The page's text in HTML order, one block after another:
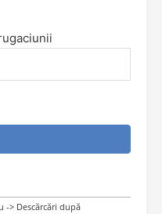
-> Descărcări după